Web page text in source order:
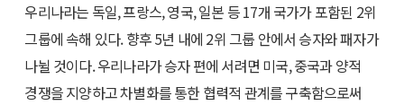
우리나라는 독일, 프랑스, 영국, 일본 등 17개 국가가 포함된 2위
그룹에 속해 있다. 향후 5년 내에 2위 그룹 안에서 승자와 패자가
나뉠 것이다. 우리나라가 승자 편에 서려면 미국, 중국과 양적
경쟁을 지양하고 차별화를 통한 협력적 관계를 구축함으로써